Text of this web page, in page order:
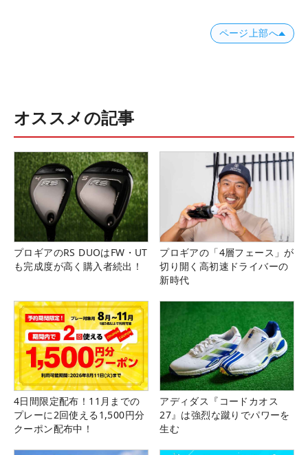
ページ上部へ
オススメの記事
プロギアのRS DUOはFW・UT
も完成度が高く購入者続出！
プロギアの「4層フェース」が
切り開く高初速ドライバーの
新時代
4日間限定配布！11月までの
プレーに2回使える1,500円分
クーポン配布中！
アディダス『コードカオス
27』は強烈な蹴りでパワーを
生む